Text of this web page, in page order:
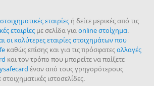
εταιρίες ή δείτε μερικές από τις
εταιρίες με σελίδα γιαonline στοίχημα.
οι καλύτερες εταιρίες στοιχημάτων που
καθώς επίσης και για τις πρόσφατεςαλλαγές
και τον τρόπο που μπορείτε να παίξετε
έναν από τους γρηγορότερους
ιστοσελίδες.